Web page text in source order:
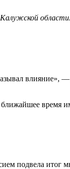
влияние»,
время
подвела итог